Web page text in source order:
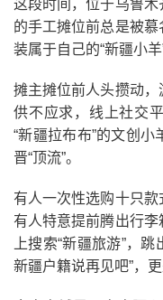
这段时间，位于乌鲁
的手工摊位前总是被
装属于自己的“新疆小羊”
摊主摊位前人头攒动
供不应求，线上社交
“新疆拉布布”的文创
晋“顶流”。
有人一次性选购十只款
有人特意提前腾出行
上搜索“新疆旅游”，跳
新疆户籍说再见吧”，